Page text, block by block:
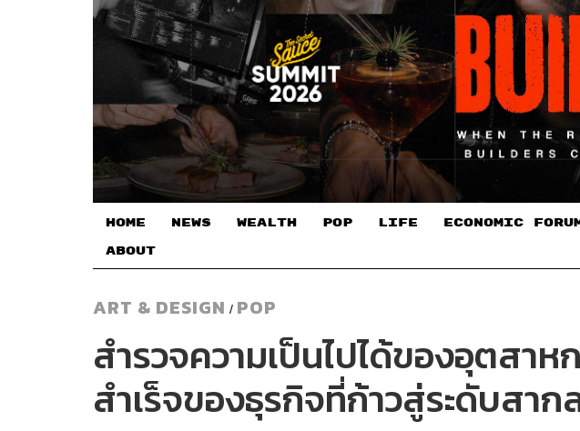
HOME NEWS WEALTH POP LIFE ECONOMIC
ABOUT
ART & DESIGN / POP
สำรวจความเป็นไปได้ของอุตสา
สำเร็จของธุรกิจที่ก้าวสู่ระดับสาก